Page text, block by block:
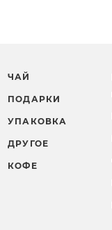
ЧАЙ
ПОДАРКИ
УПАКОВКА
ДРУГОЕ
КОФЕ